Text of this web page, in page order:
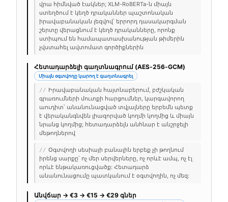
վրա հիմնված էակներ; XLM-RoBERTa-ն միայն
ստեղծում է կեղծ դրականներ պաշտոնական
իրավաբանական լեզվով՝ երրորդ դասակարգման
շերտը վերացնում է կեղծ դրականները, որոնք
ստիպում են համապատասխանության թիմերին
չվստահել ավտոմատ գործիքներին
Հետադարձելի գաղտնագրում (AES-256-GCM)
Միայն օգտվողը կարող է գաղտնագրել
// Իրավաբանական հայտնաբերում, բժշկական
գրառումների մուտքի հարցումներ, կարգավորող
աուդիտ՝ անանունացված տվյալները երբեմն պետք
է վերականգնվեն լիազորված կողմի կողմից և միայն
նրանց կողմից; հետադարձելն անհնար է անշրջելի
մեթոդներով
// Օգտվողի սեսիայի բանալին երբեք չի թողնում
իրենց սարքը՝ ոչ մեր սերվերները, ոչ որևէ ամպ, ոչ էլ
որևէ ենթակառուցվածք: Հետադարձ
անանունացումը պատկանում է օգտվողին, ոչ մեզ:
Անվճար → €3 → €15 → €29 գներ